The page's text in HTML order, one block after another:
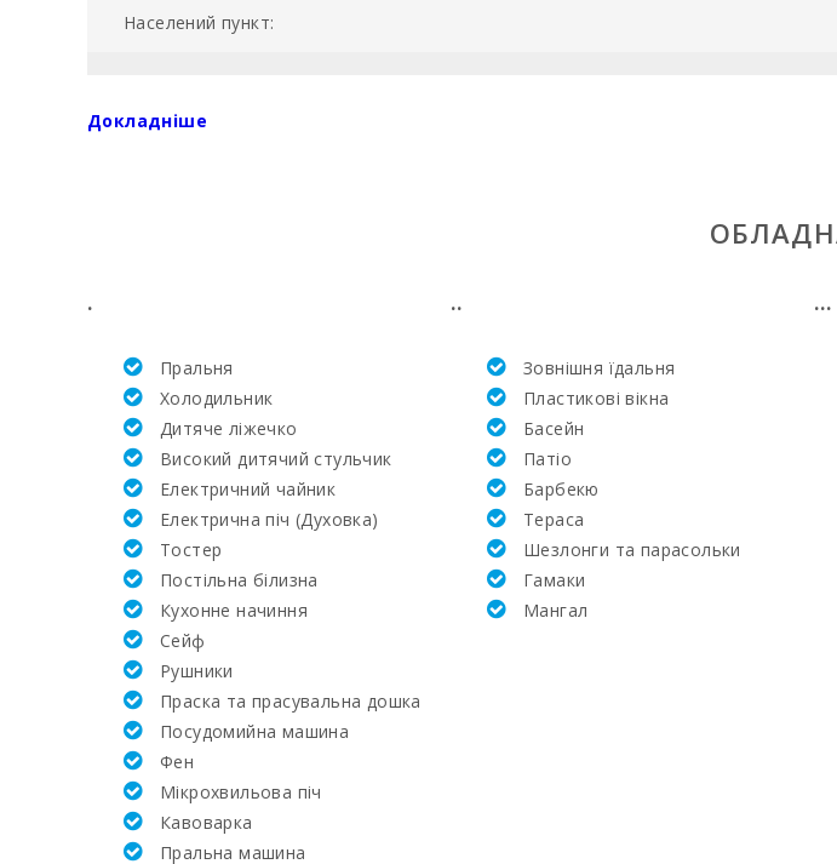
Населений пункт:
Кількість спалень:
Golf:
Верхова їзда (км):
Тенісний корт (км):
лікарня:
Супермаркет (км):
Водні види спорту (км):
Відстань до пляжу (м):
Відстань до ресторанів (м):
Докладніше
.
Пральня
Холодильник
Дитяче ліжечко
Високий дитячий стульчик
Електричний чайник
Електрична піч (Духовка)
Тостер
Постільна білизна
Кухонне начиння
Cейф
Рушники
Праска та прасувальна дошка
Посудомийна машина
Фен
Мікрохвильова піч
Кавоварка
Пральна машина
..
Зовнішня їдальня
Пластикові вікна
Басейн
Патіо
Барбекю
Тераса
Шезлонги та парасольки
Гамаки
Mангал
...